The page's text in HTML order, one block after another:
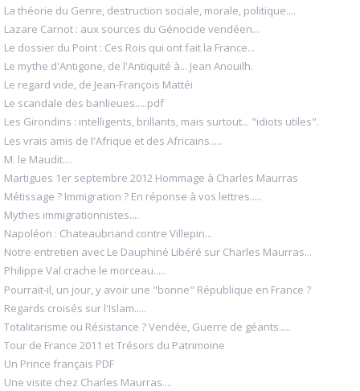
La théorie du Genre, destruction sociale, morale, politique....
Lazare Carnot : aux sources du Génocide vendéen...
Le dossier du Point : Ces Rois qui ont fait la France...
Le mythe d'Antigone, de l'Antiquité à... Jean Anouilh.
Le regard vide, de Jean-François Mattéi
Le scandale des banlieues.....pdf
Les Girondins : intelligents, brillants, mais surtout... "idiots utiles".
Les vrais amis de l'Afrique et des Africains.....
M. le Maudit....
Martigues 1er septembre 2012 Hommage à Charles Maurras
Métissage ? Immigration ? En réponse à vos lettres.....
Mythes immigrationnistes....
Napoléon : Chateaubriand contre Villepin...
Notre entretien avec Le Dauphiné Libéré sur Charles Maurras...
Philippe Val crache le morceau.....
Pourrait-il, un jour, y avoir une "bonne" République en France ?
Regards croisés sur l'Islam.....
Totalitarisme ou Résistance ? Vendée, Guerre de géants.....
Tour de France 2011 et Trésors du Patrimoine
Un Prince français PDF
Une visite chez Charles Maurras....